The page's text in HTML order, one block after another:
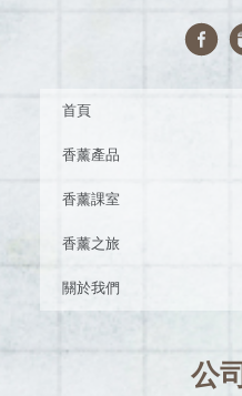
首頁
香薰產品
香薰課室
香薰之旅
關於我們
公